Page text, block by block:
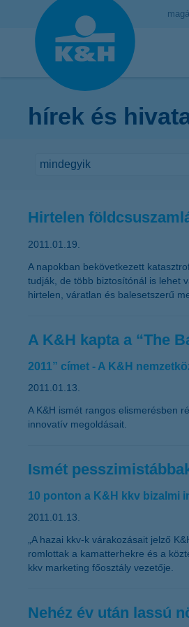
hírek és
Hirtelen
2011.01.19.
A napokban bekövetkezett
tudják, de több biztosítónál is lehet
hirtelen, váratlan és balesetszerű
A K&H kapta a “The
2011” címet - A K&H
2011.01.13.
A K&H ismét rangos elismerésben
innovatív megoldásait.
Ismét
10 ponton a K&H kkv bizalmi
2011.01.13.
„A hazai kkv-k várakozásait jelző
romlottak a kamatterhekre és a
kkv marketing főosztály vezetője.
Nehéz év után lassú